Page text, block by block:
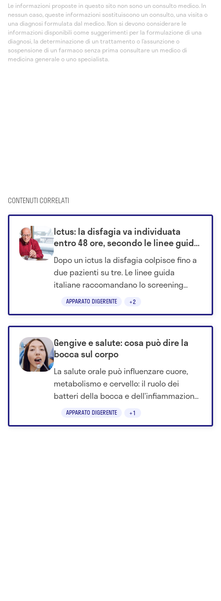
Le informazioni proposte in questo sito non sono un consulto medico. In
nessun caso, queste informazioni sostituiscono un consulto, una visita o
una diagnosi formulata dal medico. Non si devono considerare le
informazioni disponibili come suggerimenti per la formulazione di una
diagnosi, la determinazione di un trattamento o l’assunzione o
sospensione di un farmaco senza prima consultare un medico di
medicina generale o uno specialista.
CONTENUTI CORRELATI
APPARATO DIGERENTE +2
Ictus: la disfagia va individuata
entro 48 ore, secondo le linee guida
italiane
Dopo un ictus la disfagia colpisce fino a
due pazienti su tre. Le linee guida
italiane raccomandano lo screening
della deglutizione entro 24-48 ore.
APPARATO DIGERENTE +1
Gengive e salute: cosa può dire la
bocca sul corpo
La salute orale può influenzare cuore,
metabolismo e cervello: il ruolo dei
batteri della bocca e dell’infiammazione
gengivale.